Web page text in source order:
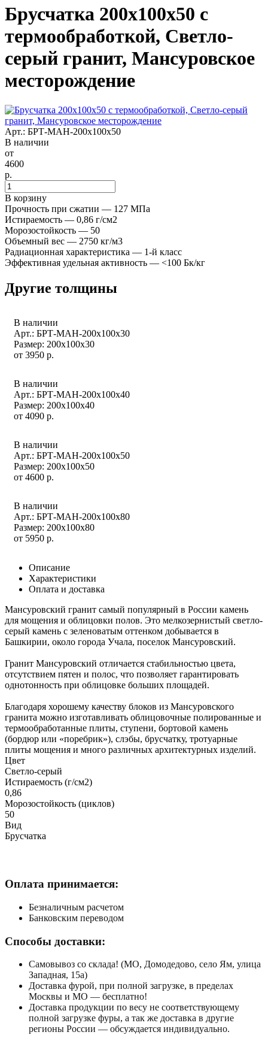
Брусчатка 200x100x50 с
термообработкой, Светло-
серый гранит, Мансуровское
месторождение
Арт.: БРТ-МАН-200х100х50
В наличии
от
4600
р.
В корзину
Прочность при сжатии — 127 МПа
Истираемость — 0,86 г/см2
Морозостойкость — 50
Объемный вес — 2750 кг/м3
Радиационная характеристика — 1-й класс
Эффективная удельная активность — <100 Бк/кг
Другие толщины
В наличии
Арт.: БРТ-МАН-200х100х30
Размер: 200х100х30
от 3950 р.
В наличии
Арт.: БРТ-МАН-200х100х40
Размер: 200х100х40
от 4090 р.
В наличии
Арт.: БРТ-МАН-200х100х50
Размер: 200х100х50
от 4600 р.
В наличии
Арт.: БРТ-МАН-200х100х80
Размер: 200х100х80
от 5950 р.
Описание
Характеристики
Оплата и доставка
Мансуровский гранит самый популярный в России камень
для мощения и облицовки полов. Это мелкозернистый светло-
серый камень с зеленоватым оттенком добывается в
Башкирии, около города Учала, поселок Мансуровский.
Гранит Мансуровский отличается стабильностью цвета,
отсутствием пятен и полос, что позволяет гарантировать
однотонность при облицовке больших площадей.
Благодаря хорошему качеству блоков из Мансуровского
гранита можно изготавливать облицовочные полированные и
термообработанные плиты, ступени, бортовой камень
(бордюр или «поребрик»), слэбы, брусчатку, тротуарные
плиты мощения и много различных архитектурных изделий.
Цвет
Светло-серый
Истираемость (г/см2)
0,86
Морозостойкость (циклов)
50
Вид
Брусчатка
Оплата принимается:
Безналичным расчетом
Банковским переводом
Способы доставки:
Самовывоз со склада! (МО, Домодедово, село Ям, улица
Западная, 15а)
Доставка фурой, при полной загрузке, в пределах
Москвы и МО — бесплатно!
Доставка продукции по весу не соответствующему
полной загрузке фуры, а так же доставка в другие
регионы России — обсуждается индивидуально.